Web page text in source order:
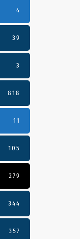
4
39
3
818
11
105
279
344
357